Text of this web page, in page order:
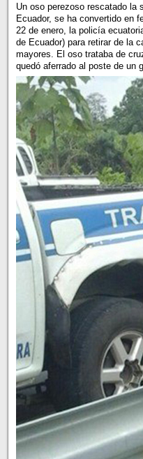
Un oso perezoso rescatado la
Ecuador, se ha convertido en
22 de enero, la policía
de Ecuador) para retirar de la
mayores. El oso trataba de
quedó aferrado al poste de un